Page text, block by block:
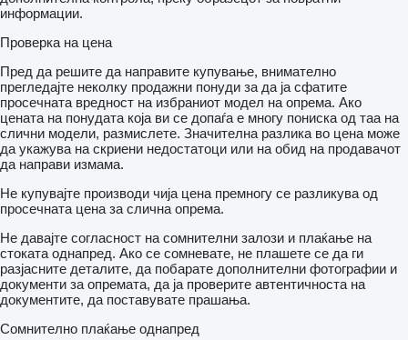
информации.
Проверка на цена
Пред да решите да направите купување, внимателно
прегледајте неколку продажни понуди за да ја сфатите
просечната вредност на избраниот модел на опрема. Ако
цената на понудата која ви се допаѓа е многу пониска од таа на
слични модели, размислете. Значителна разлика во цена може
да укажува на скриени недостатоци или на обид на продавачот
да направи измама.
Не купувајте производи чија цена премногу се разликува од
просечната цена за слична опрема.
Не давајте согласност на сомнителни залози и плаќање на
стоката однапред. Ако се сомневате, не плашете се да ги
разјасните деталите, да побарате дополнителни фотографии и
документи за опремата, да ја проверите автентичноста на
документите, да поставувате прашања.
Сомнително плаќање однапред